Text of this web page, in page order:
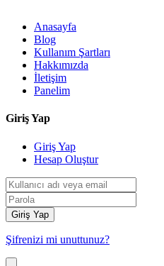
Anasayfa
Blog
Kullanım Şartları
Hakkımızda
İletişim
Panelim
Giriş Yap
Giriş Yap
Hesap Oluştur
Giriş Yap
Şifrenizi mi unuttunuz?